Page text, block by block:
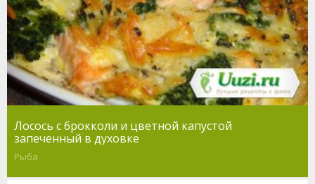
Лосось с брокколи и цветной капустой
запеченный в духовке
Рыба